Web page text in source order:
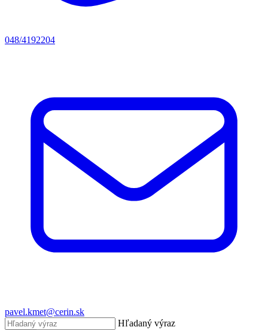
048/4192204
pavel.kmet@cerin.sk
Hľadaný výraz